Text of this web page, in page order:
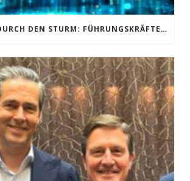
NAVIGIEREN DURCH DEN STURM: FÜHRUNGSKRÄFTE IM KREUZFEUER VON KI-REVOLUTION, MARKTUMBRÜCHEN UND GEN Z-ANSPRÜCHEN